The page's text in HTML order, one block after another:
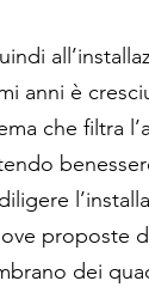
anni è
che filtra
proposte
dei